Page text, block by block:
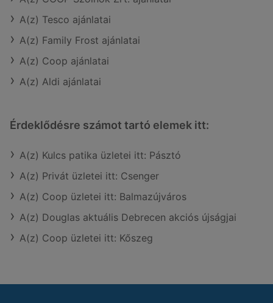
A(z) Tesco ajánlatai
A(z) Family Frost ajánlatai
A(z) Coop ajánlatai
A(z) Aldi ajánlatai
Érdeklődésre számot tartó elemek itt:
A(z) Kulcs patika üzletei itt: Pásztó
A(z) Privát üzletei itt: Csenger
A(z) Coop üzletei itt: Balmazújváros
A(z) Douglas aktuális Debrecen akciós újságjai
A(z) Coop üzletei itt: Kőszeg